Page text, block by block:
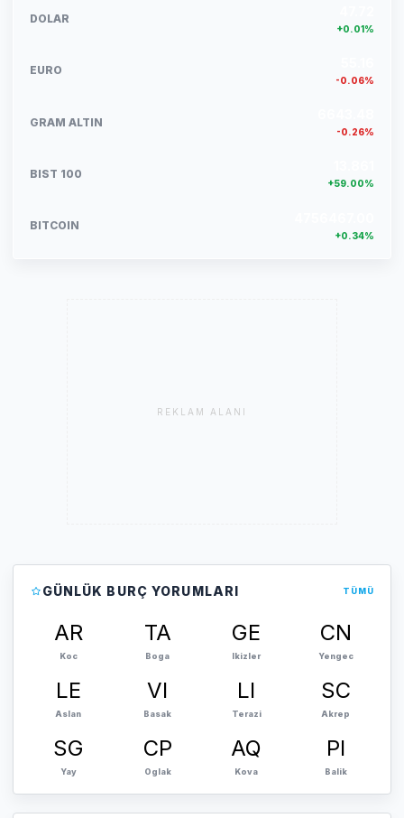
DOLAR
+0.01%
EURO
-0.06%
GRAM ALTIN
-0.26%
BIST 100
+59.00%
BITCOIN
+0.34%
REKLAM ALANI
GÜNLÜK BURÇ YORUMLARI TÜMÜ
AR
Koc
TA
Boga
GE
Ikizler
CN
Yengec
LE
Aslan
VI
Basak
LI
Terazi
SC
Akrep
SG
Yay
CP
Oglak
AQ
Kova
PI
Balik